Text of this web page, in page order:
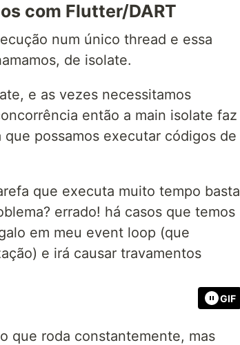
com Flutter/DART
num único thread e essa
de isolate.
e as vezes necessitamos
então a main isolate faz
possamos executar códigos de
que executa muito tempo basta
errado! há casos que temos
em meu event loop (que
e irá causar travamentos
GIF
que roda constantemente, mas